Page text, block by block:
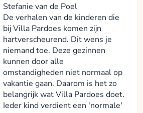
Stefanie van de Poel
De verhalen van de kinderen die
bij Villa Pardoes komen zijn
hartverscheurend. Dit wens je
niemand toe. Deze gezinnen
kunnen door alle
omstandigheden niet normaal op
vakantie gaan. Daarom is het zo
belangrijk wat Villa Pardoes doet.
Ieder kind verdient een 'normale'